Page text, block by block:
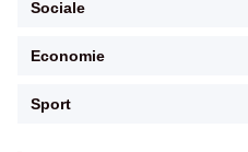
Sociale
Economie
Sport